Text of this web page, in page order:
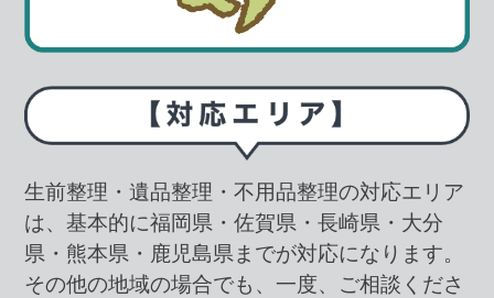
生前整理・遺品整理・不用品整理の対応エリア
は、基本的に福岡県・佐賀県・長崎県・大分
県・熊本県・鹿児島県までが対応になります。
その他の地域の場合でも、一度、ご相談くださ